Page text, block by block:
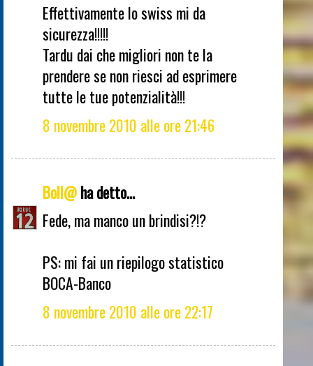
Effettivamente lo swiss mi da
sicurezza!!!!!
Tardu dai che migliori non te la
prendere se non riesci ad esprimere
tutte le tue potenzialità!!!
8 novembre 2010 alle ore 21:46
Boll@ha detto...
Fede, ma manco un brindisi?!?
PS: mi fai un riepilogo statistico
BOCA-Banco
8 novembre 2010 alle ore 22:17